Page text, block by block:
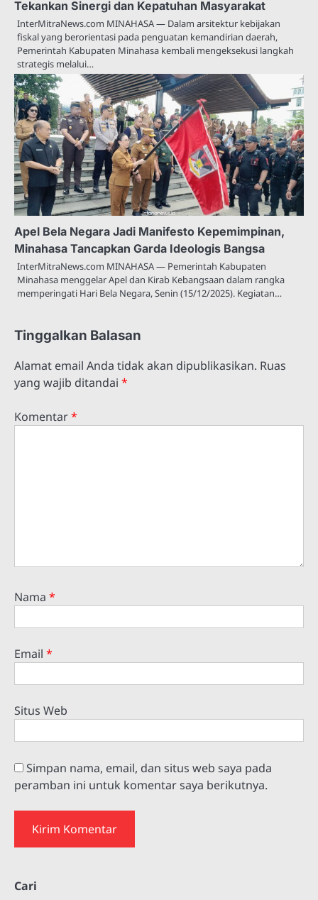
Tekankan Sinergi dan Kepatuhan Masyarakat
InterMitraNews.com MINAHASA — Dalam arsitektur kebijakan
fiskal yang berorientasi pada penguatan kemandirian daerah,
Pemerintah Kabupaten Minahasa kembali mengeksekusi langkah
strategis melalui…
Apel Bela Negara Jadi Manifesto Kepemimpinan,
Minahasa Tancapkan Garda Ideologis Bangsa
InterMitraNews.com MINAHASA — Pemerintah Kabupaten
Minahasa menggelar Apel dan Kirab Kebangsaan dalam rangka
memperingati Hari Bela Negara, Senin (15/12/2025). Kegiatan…
Tinggalkan Balasan
Alamat email Anda tidak akan dipublikasikan. Ruas
yang wajib ditandai *
Komentar*
Nama *
Email *
Situs Web
Simpan nama, email, dan situs web saya pada
peramban ini untuk komentar saya berikutnya.
Cari